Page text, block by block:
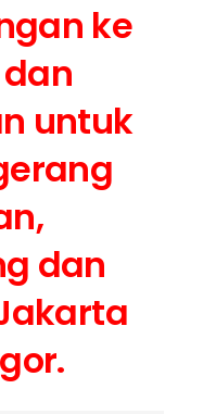
ke
untuk
dan